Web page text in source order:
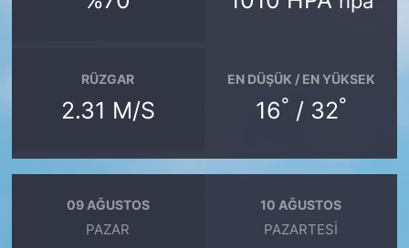
RÜZGAR
2.31 M/S
EN DÜŞÜK / EN YÜKSEK
16° / 32°
09 AĞUSTOS
PAZAR
10 AĞUSTOS
PAZARTESI